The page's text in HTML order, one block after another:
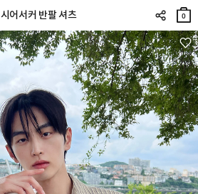
시어서커 반팔 셔츠
장바
구니
0